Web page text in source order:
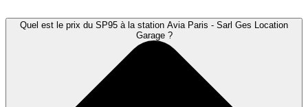
Quel est le prix du SP95 à la station Avia Paris - Sarl Ges Location
Garage ?